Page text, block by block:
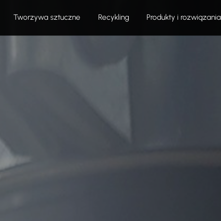
Tworzywa sztuczne Recykling Produkty i rozwiązania